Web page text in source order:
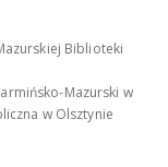
Biblioteki
Mazurski w
w Olsztynie